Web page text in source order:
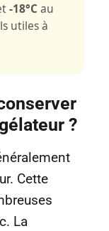
-18°C au
utiles à
?
Cette
La